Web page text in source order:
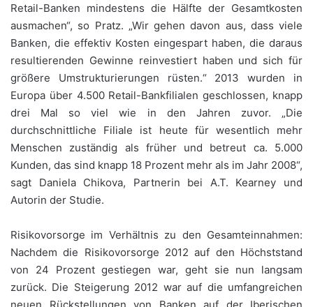
Retail-Banken mindestens die Hälfte der Gesamtkosten
ausmachen“, so Pratz. „Wir gehen davon aus, dass viele
Banken, die effektiv Kosten eingespart haben, die daraus
resultierenden Gewinne reinvestiert haben und sich für
größere Umstrukturierungen rüsten.“ 2013 wurden in
Europa über 4.500 Retail-Bankfilialen geschlossen, knapp
drei Mal so viel wie in den Jahren zuvor. „Die
durchschnittliche Filiale ist heute für wesentlich mehr
Menschen zuständig als früher und betreut ca. 5.000
Kunden, das sind knapp 18 Prozent mehr als im Jahr 2008“,
sagt Daniela Chikova, Partnerin bei A.T. Kearney und
Autorin der Studie.
Risikovorsorge im Verhältnis zu den Gesamteinnahmen:
Nachdem die Risikovorsorge 2012 auf den Höchststand
von 24 Prozent gestiegen war, geht sie nun langsam
zurück. Die Steigerung 2012 war auf die umfangreichen